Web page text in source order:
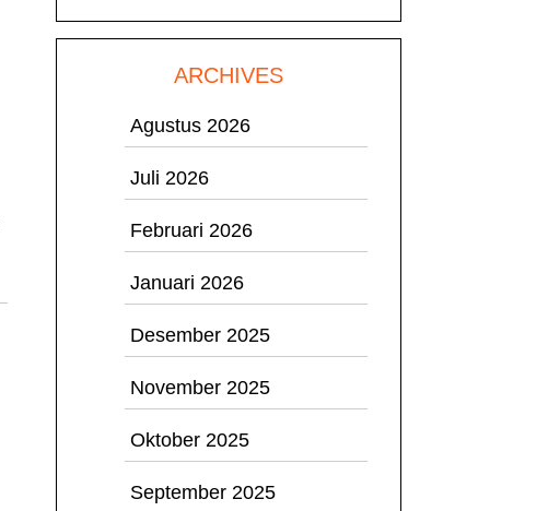
ARCHIVES
Agustus 2026
Juli 2026
Februari 2026
Januari 2026
Desember 2025
November 2025
Oktober 2025
September 2025